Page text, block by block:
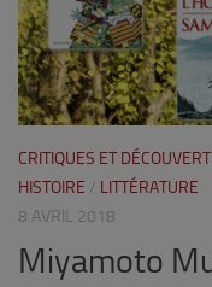
CRITIQUES ET
HISTOIRE / LITTÉRATURE
8 AVRIL 2018
Miyamoto